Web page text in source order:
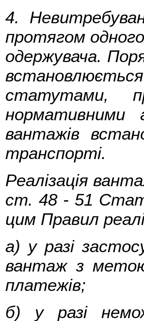
4.
протягом одного
одержувача.
статутами,
нормативними
вантажів
транспорті.
Реалізація
ст. 48 - 51
цим Правил
а) у разі
вантаж з
платежів;
б) у разі